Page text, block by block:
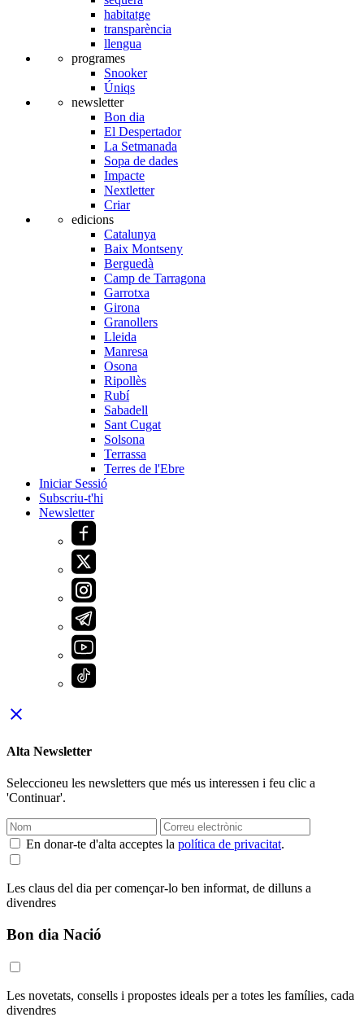
habitatge
transparència
llengua
programes
Snooker
Úniqs
newsletter
Bon dia
El Despertador
La Setmanada
Sopa de dades
Impacte
Nextletter
Criar
edicions
Catalunya
Baix Montseny
Berguedà
Camp de Tarragona
Garrotxa
Girona
Granollers
Lleida
Manresa
Osona
Ripollès
Rubí
Sabadell
Sant Cugat
Solsona
Terrassa
Terres de l'Ebre
Iniciar Sessió
Subscriu-t'hi
Newsletter
close
Alta Newsletter
Seleccioneu les newsletters que més us interessen i feu clic a
'Continuar'.
En donar-te d'alta acceptes la política de privacitat.
Les claus del dia per començar-lo ben informat, de dilluns a
divendres
Bon dia Nació
Les novetats, consells i propostes ideals per a totes les famílies, cada
divendres